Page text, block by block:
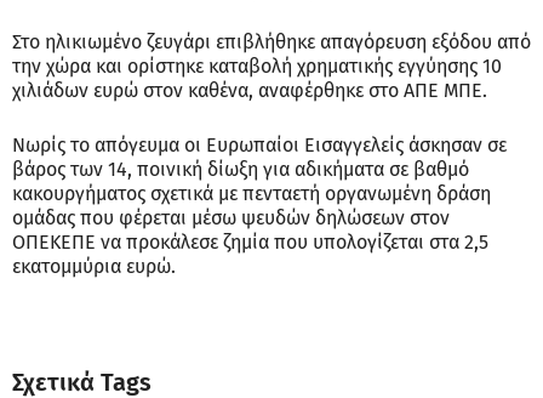
Στο ηλικιωμένο ζευγάρι επιβλήθηκε απαγόρευση εξόδου από
την χώρα και ορίστηκε καταβολή χρηματικής εγγύησης 10
χιλιάδων ευρώ στον καθένα, αναφέρθηκε στο ΑΠΕ ΜΠΕ.
Νωρίς το απόγευμα οι Ευρωπαίοι Εισαγγελείς άσκησαν σε
βάρος των 14, ποινική δίωξη για αδικήματα σε βαθμό
κακουργήματος σχετικά με πενταετή οργανωμένη δράση
ομάδας που φέρεται μέσω ψευδών δηλώσεων στον
ΟΠΕΚΕΠΕ να προκάλεσε ζημία που υπολογίζεται στα 2,5
εκατομμύρια ευρώ.
Σχετικά Tags